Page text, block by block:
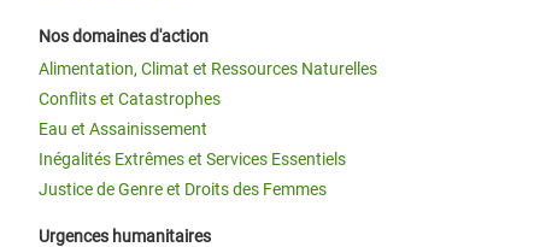
Nos domaines d'action
Alimentation, Climat et Ressources Naturelles
Conflits et Catastrophes
Eau et Assainissement
Inégalités Extrêmes et Services Essentiels
Justice de Genre et Droits des Femmes
Urgences humanitaires